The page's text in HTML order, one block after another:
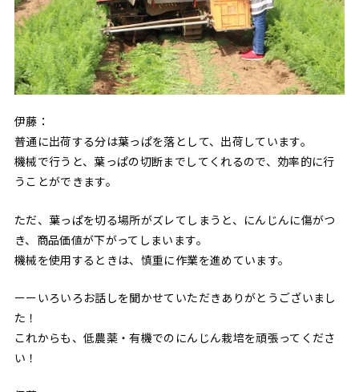
伊藤：
普通に出荷する分は葉っぱを落として、出荷しています。
機械で行うと、葉っぱの切断までしてくれるので、効率的に行
うことができます。
ただ、葉っぱを切る場所がズレてしまうと、にんじんに傷がつ
き、商品価値が下がってしまいます。
機械を使用するときは、慎重に作業を進めています。
ーーいろいろお話しを聞かせていただきありがとうございまし
た！
これからも、低農薬・有機でのにんじん栽培を頑張ってくださ
い！